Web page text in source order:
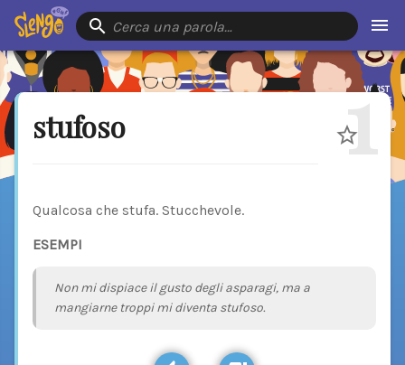
Cerca una parola…
stufoso 1
Qualcosa che stufa. Stucchevole.
ESEMPI
Non mi dispiace il gusto degli asparagi, ma a
mangiarne troppi mi diventa stufoso.